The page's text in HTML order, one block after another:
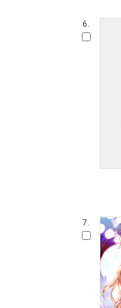
6.
7.